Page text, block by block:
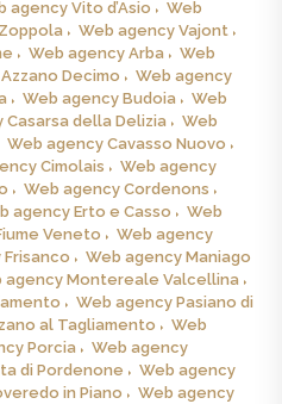
agency Vito d’Asio
Web
Web agency Vajont
Web agency Arba
Web
Decimo
Web agency
Web agency Budoia
Web
Casarsa della Delizia
Web
Web agency Cavasso Nuovo
Cimolais
Web agency
Web agency Cordenons
agency Erto e Casso
Web
Veneto
Web agency
Web agency Maniago
agency Montereale Valcellina
Web agency Pasiano di
al Tagliamento
Web
Porcia
Web agency
di Pordenone
Web agency
in Piano
Web agency